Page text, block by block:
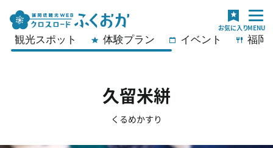
観光スポット 体験プラン イベント 福岡
久留米絣
くるめかすり